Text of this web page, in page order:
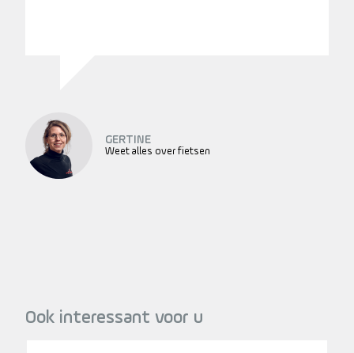
GERTINE
Weet alles over fietsen
Ook interessant voor u